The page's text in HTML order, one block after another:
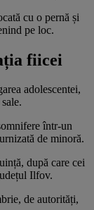
cu o pernă și
pe loc.
fiicei
adolescentei,
într-un
de minoră.
după care cei
Ilfov.
de autorități,